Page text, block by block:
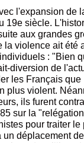
l'expansion de
19e siècle.
aux grandes
la violence ait été
: "Bien
diversion de
les Français
plus violent.
ils furent
sur la
pour traiter le
déplacement